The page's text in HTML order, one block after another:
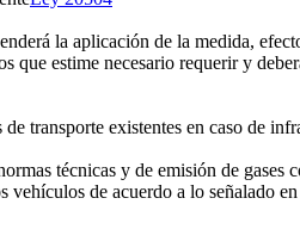
la aplicación de la medida,
que estime necesario requerir y
transporte existentes en caso de
técnicas y de emisión de
de acuerdo a lo señalado